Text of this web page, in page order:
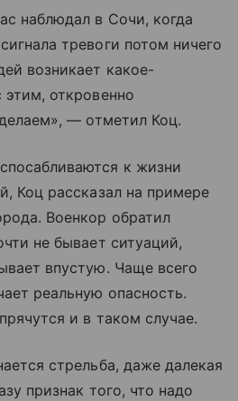
наблюдал в Сочи, когда
тревоги потом ничего
возникает какое-
откровенно
— отметил Коц.
к жизни
Коц рассказал на примере
Военкор обратил
не бывает ситуаций,
впустую. Чаще всего
реальную опасность.
и в таком случае.
стрельба, даже далекая
признак того, что надо